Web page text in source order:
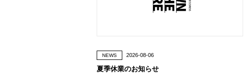
NEWS 2026-08-06
夏季休業のお知らせ